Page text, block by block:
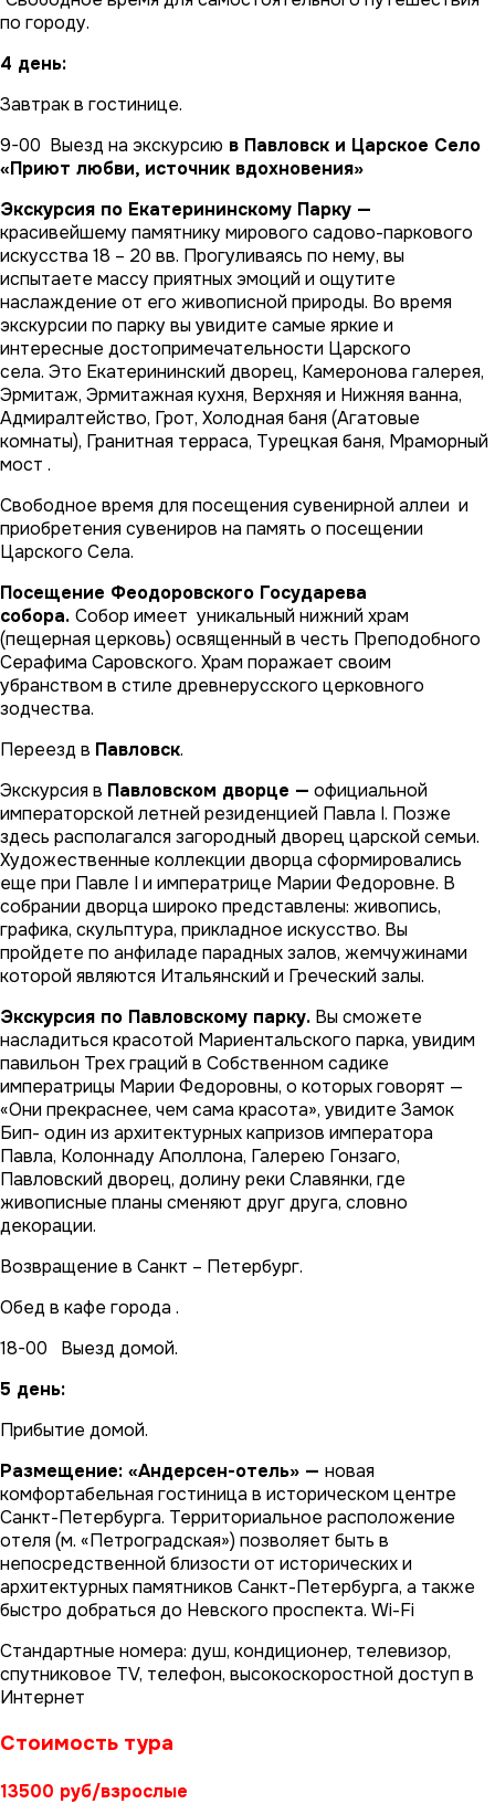
по городу.
4 день:
Завтрак в гостинице.
9-00 Выезд на экскурсию в Павловск и Царское Село
«Приют любви, источник вдохновения»
Экскурсия по Екатерининскому Парку —
красивейшему памятнику мирового садово-паркового
искусства 18 – 20 вв. Прогуливаясь по нему, вы
испытаете массу приятных эмоций и ощутите
наслаждение от его живописной природы. Во время
экскурсии по парку вы увидите самые яркие и
интересные достопримечательности Царского
села. Это Екатерининский дворец, Камеронова галерея,
Эрмитаж, Эрмитажная кухня, Верхняя и Нижняя ванна,
Адмиралтейство, Грот, Холодная баня (Агатовые
комнаты), Гранитная терраса, Турецкая баня, Мраморный
мост .
Свободное время для посещения сувенирной аллеи и
приобретения сувениров на память о посещении
Царского Села.
Посещение Феодоровского Государева
собора. Собор имеет уникальный нижний храм
(пещерная церковь) освященный в честь Преподобного
Серафима Саровского. Храм поражает своим
убранством в стиле древнерусского церковного
зодчества.
Переезд в Павловск.
Экскурсия в Павловском дворце — официальной
императорской летней резиденцией Павла I. Позже
здесь располагался загородный дворец царской семьи.
Художественные коллекции дворца сформировались
еще при Павле I и императрице Марии Федоровне. В
собрании дворца широко представлены: живопись,
графика, скульптура, прикладное искусство. Вы
пройдете по анфиладе парадных залов, жемчужинами
которой являются Итальянский и Греческий залы.
Экскурсия по Павловскому парку. Вы сможете
насладиться красотой Мариентальского парка, увидим
павильон Трех граций в Собственном садике
императрицы Марии Федоровны, о которых говорят —
«Они прекраснее, чем сама красота», увидите Замок
Бип- один из архитектурных капризов императора
Павла, Колоннаду Аполлона, Галерею Гонзаго,
Павловский дворец, долину реки Славянки, где
живописные планы сменяют друг друга, словно
декорации.
Возвращение в Санкт – Петербург.
Обед в кафе города .
18-00 Выезд домой.
5 день:
Прибытие домой.
Размещение: «Андерсен-отель» — новая
комфортабельная гостиница в историческом центре
Санкт-Петербурга. Территориальное расположение
отеля (м. «Петроградская») позволяет быть в
непосредственной близости от исторических и
архитектурных памятников Санкт-Петербурга, а также
быстро добраться до Невского проспекта. Wi-Fi
Стандартные номера: душ, кондиционер, телевизор,
спутниковое TV, телефон, высокоскоростной доступ в
Интернет
Стоимость тура
13500 руб/взрослые